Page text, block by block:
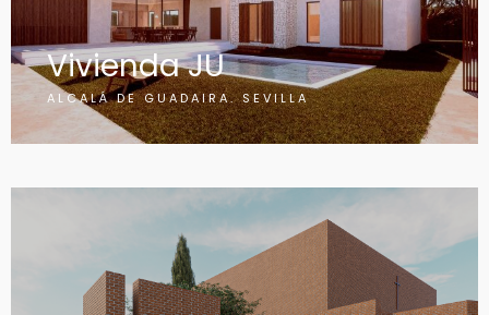
Vivienda JU
ALCALÁ DE GUADAIRA. SEVILLA